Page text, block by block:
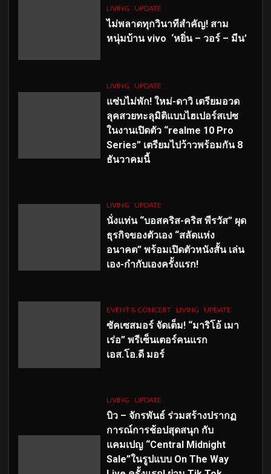
LIVING UPDATE
ไม่พลาดทุกวินาทีสำคัญ! สาม
หนุ่มบ้าน vivo ‘หยิ่น – วอร์ – มีน’
LIVING UPDATE
แซ่บไม่พัก! ใหม่-ดาวิ เตรียมอวด
ลุคสวยทะลุมิติแบบไฮเปอร์สเปซ
ในงานเปิดตัว “realme 10 Pro
Series” เตรียมไปว้าวพร้อมกัน 8
ธันวาคมนี้
LIVING UPDATE
นั่งแท่น “บอสคริส-คริส พีรวัส” ผุด
ธุรกิจของตัวเอง “สลัดแห่ง
อนาคต” พร้อมเปิดตัวหนังสั้น เล่น
เอง-กำกับเองครั้งแรก!
EVENT & CONCERT LIVING UPDATE
ซัคเซสมอร์ จัดเต็ม! “มาริโอ้ เมา
เร่อ” พรีเซ็นเตอร์คนแรก
เอส.โอ.ดี มอร์
LIVING UPDATE
บิว – จักรพันธ์ ร่วมสร้างปรากฏ
การณ์การช้อปสุดสนุก กับ
แคมเปญ “Central Midnight
Sale”ในรูปแบบ On The Way